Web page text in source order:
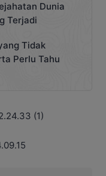
Dunia
Terjadi
Tidak
Perlu Tahu